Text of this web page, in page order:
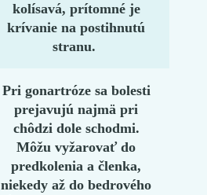
kolísavá, prítomné je
krívanie na postihnutú
stranu. ​
Pri gonartrózesa bolesti
prejavujú najmä pri
chôdzi dole schodmi.
Môžu vyžarovať do
predkolenia a členka,
niekedy až do bedrového